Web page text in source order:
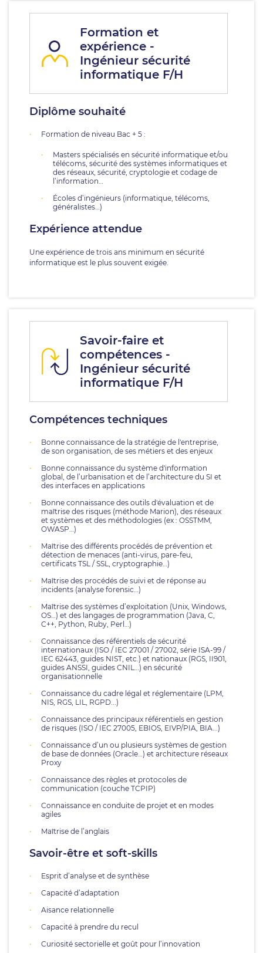
Formation et
expérience -
Ingénieur sécurité
informatique F/H
Diplôme souhaité
Formation de niveau Bac + 5 :
Masters spécialisés en sécurité informatique et/ou
télécoms, sécurité des systèmes informatiques et
des réseaux, sécurité, cryptologie et codage de
l’information…
Écoles d’ingénieurs (informatique, télécoms,
généralistes…)
Expérience attendue
Une expérience de trois ans minimum en sécurité
informatique est le plus souvent exigée.
Savoir-faire et
compétences -
Ingénieur sécurité
informatique F/H
Compétences techniques
Bonne connaissance de la stratégie de l'entreprise,
de son organisation, de ses métiers et des enjeux
Bonne connaissance du système d'information
global, de l’urbanisation et de l’architecture du SI et
des interfaces en applications
Bonne connaissance des outils d'évaluation et de
maîtrise des risques (méthode Marion), des réseaux
et systèmes et des méthodologies (ex : OSSTMM,
OWASP…)
Maîtrise des différents procédés de prévention et
détection de menaces (anti-virus, pare-feu,
certificats TSL / SSL, cryptographie…)
Maîtrise des procédés de suivi et de réponse au
incidents (analyse forensic…)
Maîtrise des systèmes d’exploitation (Unix, Windows,
OS…) et des langages de programmation (Java, C,
C++, Python, Ruby, Perl…)
Connaissance des référentiels de sécurité
internationaux (ISO / IEC 27001 / 27002, série ISA-99 /
IEC 62443, guides NIST, etc.) et nationaux (RGS, II901,
guides ANSSI, guides CNIL…) en sécurité
organisationnelle
Connaissance du cadre légal et réglementaire (LPM,
NIS, RGS, LIL, RGPD...)
Connaissance des principaux référentiels en gestion
de risques (ISO / IEC 27005, EBIOS, EIVP/PIA, BIA...)
Connaissance d’un ou plusieurs systèmes de gestion
de base de données (Oracle…) et architecture réseaux
Proxy
Connaissance des règles et protocoles de
communication (couche TCPIP)
Connaissance en conduite de projet et en modes
agiles
Maîtrise de l’anglais
Savoir-être et soft-skills
Esprit d’analyse et de synthèse
Capacité d’adaptation
Aisance relationnelle
Capacité à prendre du recul
Curiosité sectorielle et goût pour l’innovation